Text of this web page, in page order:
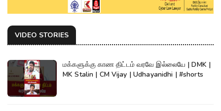
VIDEO STORIES
மக்களுக்கு காண திட்டம் வரவே இல்லையே | DMK |
MK Stalin | CM Vijay | Udhayanidhi | #shorts